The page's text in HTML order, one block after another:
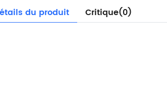
du produit Critique(0)